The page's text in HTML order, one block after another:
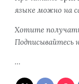
языке можно на
Хотите
Подписывайтесь
…